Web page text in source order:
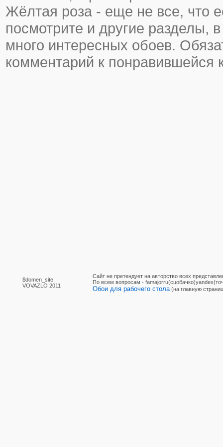
Жёлтая роза - еще не все, что
посмотрите и другие разделы,
много интересных обоев.
комментарий к понравившейся
$domen_site
VOVAZLO 2011
Сайт не претендует на авторство всех
По вcем вопросам -
Обои для рабочего стола (на главную